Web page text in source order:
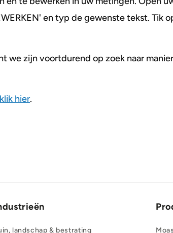
en typ de gewenste tekst. Tik
we zijn voortdurend op zoek naar
klik hier.
landschap & bestrating